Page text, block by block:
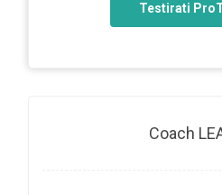
Testirati
Coach